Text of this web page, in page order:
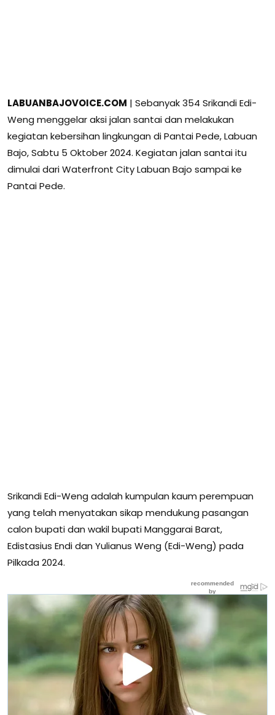
LABUANBAJOVOICE.COM | Sebanyak 354 Srikandi Edi-
Weng menggelar aksi jalan santai dan melakukan
kegiatan kebersihan lingkungan di Pantai Pede, Labuan
Bajo, Sabtu 5 Oktober 2024. Kegiatan jalan santai itu
dimulai dari Waterfront City Labuan Bajo sampai ke
Pantai Pede.
Srikandi Edi-Weng adalah kumpulan kaum perempuan
yang telah menyatakan sikap mendukung pasangan
calon bupati dan wakil bupati Manggarai Barat,
Edistasius Endi dan Yulianus Weng (Edi-Weng) pada
Pilkada 2024.